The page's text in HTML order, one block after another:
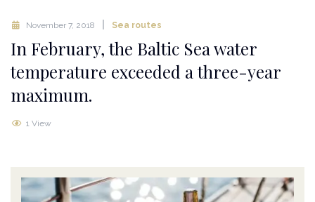
November 7, 2018 Sea routes
In February, the Baltic Sea water
temperature exceeded a three-year
maximum.
1 View